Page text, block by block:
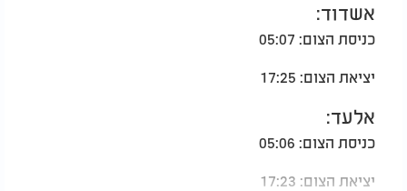
אשדוד:
כניסת הצום: 05:07
יציאת הצום: 17:25
אלעד:
כניסת הצום: 05:06
יציאת הצום: 17:23